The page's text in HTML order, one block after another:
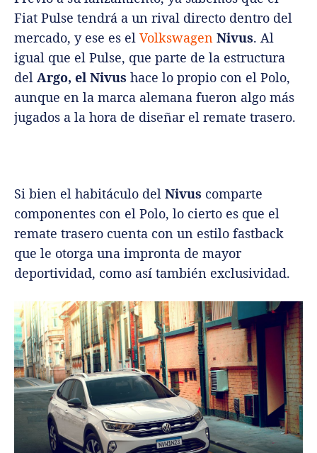
Fiat Pulse tendrá a un rival directo dentro del
mercado, y ese es el Volkswagen Nivus. Al
igual que el Pulse, que parte de la estructura
del Argo, el Nivus hace lo propio con el Polo,
aunque en la marca alemana fueron algo más
jugados a la hora de diseñar el remate trasero.
Si bien el habitáculo del Nivus comparte
componentes con el Polo, lo cierto es que el
remate trasero cuenta con un estilo fastback
que le otorga una impronta de mayor
deportividad, como así también exclusividad.